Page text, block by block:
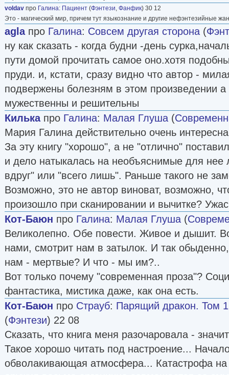
voldav про Галина: Пациент (Фэнтези, Фанфик) 30 12
Это - магический мир, причем тут языкознание и другие нефэнтезийные
aglaпро Галина: Совсем другая сторона (
ну как сказать - когда будни -день
пути домой прочитать самое оно.хотя
пруди. и, кстати, сразу видно что автор -
подвержены болезням в этом произведении
мужественны и решительны
Килькапро Галина: Малая Глуша (
Мария Галина действительно очень
За эту книгу "хорошо", а не "отлично"
и дело натыкалась на необъяснимые для нее
вдруг" или "всего лишь". Раньше такого не
Возможно, это не автор виноват, возможно,
произошло при сканировании и вычитке?
Кот-Баюн про Галина: Малая Глуша (
Великолепно. Обе повести. Живое и дышит.
нами, смотрит нам в затылок. И так
нам - мертвые? И что - мы им?..
Вот только почему "современная проза"?
фантастика, мистика даже, как она есть.
Кот-Баюн про Страуб: Парящий дракон. Том 1
(Фэнтези) 22 08
Сказать, что книга меня разочаровала -
Такое хорошо читать под настроение...
обволакивающая атмосфера... Катастрофа на